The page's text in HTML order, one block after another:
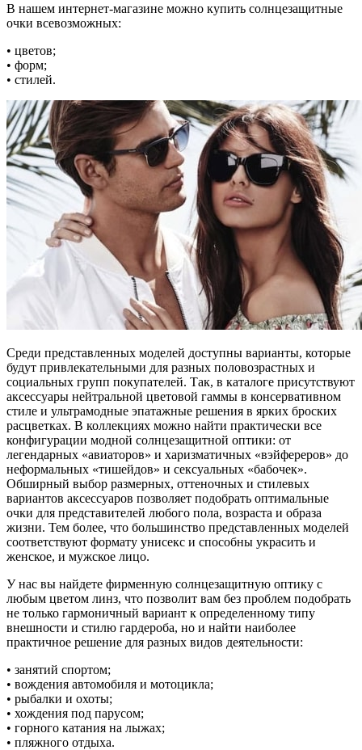
В нашем интернет-магазине можно купить солнцезащитные
очки всевозможных:
• цветов;
• форм;
• стилей.
Среди представленных моделей доступны варианты, которые
будут привлекательными для разных половозрастных и
социальных групп покупателей. Так, в каталоге присутствуют
аксессуары нейтральной цветовой гаммы в консервативном
стиле и ультрамодные эпатажные решения в ярких броских
расцветках. В коллекциях можно найти практически все
конфигурации модной солнцезащитной оптики: от
легендарных «авиаторов» и харизматичных «вэйфереров» до
неформальных «тишейдов» и сексуальных «бабочек».
Обширный выбор размерных, оттеночных и стилевых
вариантов аксессуаров позволяет подобрать оптимальные
очки для представителей любого пола, возраста и образа
жизни. Тем более, что большинство представленных моделей
соответствуют формату унисекс и способны украсить и
женское, и мужское лицо.
У нас вы найдете фирменную солнцезащитную оптику с
любым цветом линз, что позволит вам без проблем подобрать
не только гармоничный вариант к определенному типу
внешности и стилю гардероба, но и найти наиболее
практичное решение для разных видов деятельности:
• занятий спортом;
• вождения автомобиля и мотоцикла;
• рыбалки и охоты;
• хождения под парусом;
• горного катания на лыжах;
• пляжного отдыха.